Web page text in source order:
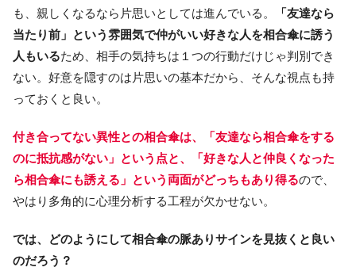
も、親しくなるなら片思いとしては進んでいる。
「友達なら
当たり前」という雰囲気で仲がいい好きな人を相合傘に誘う
人もいるため、相手の気持ちは１つの行動だけじゃ判別でき
ない。好意を隠すのは片思いの基本だから、そんな視点も持
っておくと良い。
付き合ってない異性との相合傘は、「友達なら相合傘をする
のに抵抗感がない」という点と、「好きな人と仲良くなった
ら相合傘にも誘える」という両面がどっちもあり得るので、
やはり多角的に心理分析する工程が欠かせない。
では、どのようにして相合傘の脈ありサインを見抜くと良い
のだろう？